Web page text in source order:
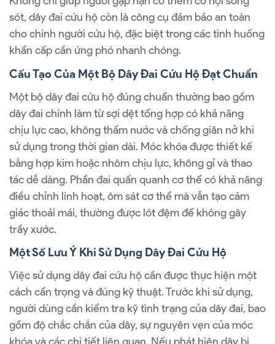
sót, dây đai cứu hộ còn là công cụ đảm bảo an toàn
cho chính người cứu hộ, đặc biệt trong các tình huống
khẩn cấp cần ứng phó nhanh chóng.
Cấu Tạo Của Một Bộ Dây Đai Cứu Hộ Đạt Chuẩn
Một bộ dây đai cứu hộ đúng chuẩn thường bao gồm
dây đai chính làm từ sợi dệt tổng hợp có khả năng
chịu lực cao, không thấm nước và chống giãn nở khi
sử dụng trong thời gian dài. Móc khóa được thiết kế
bằng hợp kim hoặc nhôm chịu lực, không gỉ và thao
tác dễ dàng. Phần đai quấn quanh cơ thể có khả năng
điều chỉnh linh hoạt, ôm sát cơ thể mà vẫn tạo cảm
giác thoải mái, thường được lót đệm để không gây
trầy xước.
Một Số Lưu Ý Khi Sử Dụng Dây Đai Cứu Hộ
Việc sử dụng dây đai cứu hộ cần được thực hiện một
cách cẩn trọng và đúng kỹ thuật. Trước khi sử dụng,
người dùng cần kiểm tra kỹ tình trạng của dây đai, bao
gồm độ chắc chắn của dây, sự nguyên vẹn của móc